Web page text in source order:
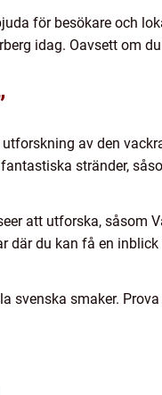
för besökare och
idag. Oavsett om
av den
stränder,
att utforska, såsom
där du kan få en inblick
svenska smaker.